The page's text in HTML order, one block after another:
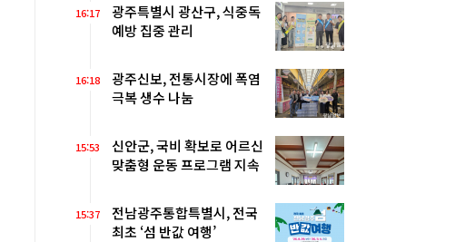
16:17
광주특별시 광산구, 식중독
예방 집중 관리
16:18
광주신보, 전통시장에 폭염
극복 생수 나눔
15:53
신안군, 국비 확보로 어르신
맞춤형 운동 프로그램 지속
15:37
전남광주통합특별시, 전국
최초 ‘섬 반값 여행’